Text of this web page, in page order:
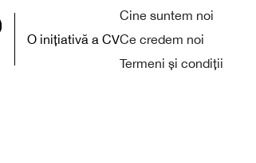
O inițiativă a CV
Cine suntem noi
Ce credem noi
Termeni și condiții